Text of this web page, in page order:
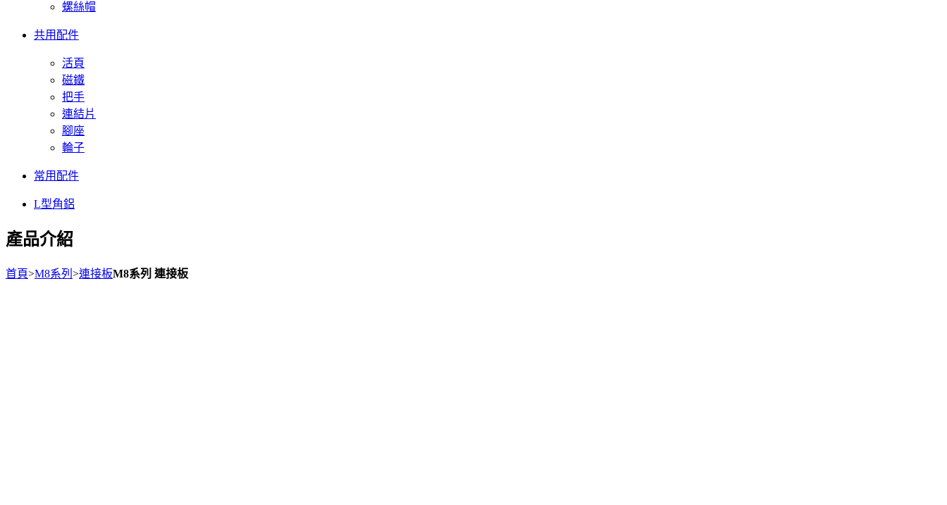
螺絲帽
共用配件
活頁
磁鐵
把手
連結片
腳座
輪子
常用配件
L型角鋁
產品介紹
首頁>M8系列 >連接板M8系列 連接板